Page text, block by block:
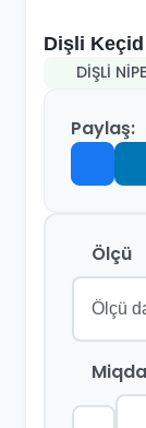
Dişli
DİŞLİ
Paylaş:
Ölçü